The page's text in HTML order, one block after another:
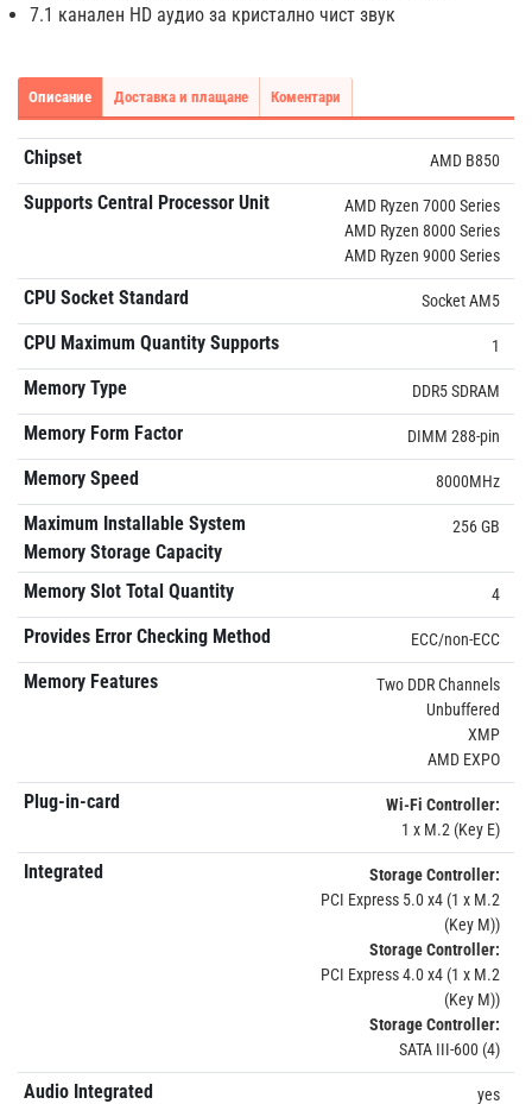
7.1 канален HD аудио за кристално чист звук
Описание Доставка и плащане Коментари
Chipset AMD B850
Supports Central Processor Unit
AMD Ryzen 7000 Series
AMD Ryzen 8000 Series
AMD Ryzen 9000 Series
CPU Socket Standard Socket AM5
CPU Maximum Quantity Supports 1
Memory Type DDR5 SDRAM
Memory Form Factor DIMM 288-pin
Memory Speed 8000MHz
Maximum Installable System
Memory Storage Capacity
256 GB
Memory Slot Total Quantity 4
Provides Error Checking Method ECC/non-ECC
Memory Features
Two DDR Channels
Unbuffered
XMP
AMD EXPO
Plug-in-card
Wi-Fi Controller:
1 x M.2 (Key E)
Integrated
Storage Controller:
PCI Express 5.0 x4 (1 x M.2
(Key M))
Storage Controller:
PCI Express 4.0 x4 (1 x M.2
(Key M))
Storage Controller:
SATA III-600 (4)
Audio Integrated yes